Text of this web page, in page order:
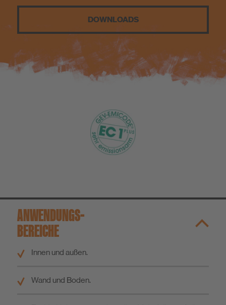
DIY
DOWNLOADS
ANWENDUNGS­
BEREICHE
Innen und außen.
Wand und Boden.